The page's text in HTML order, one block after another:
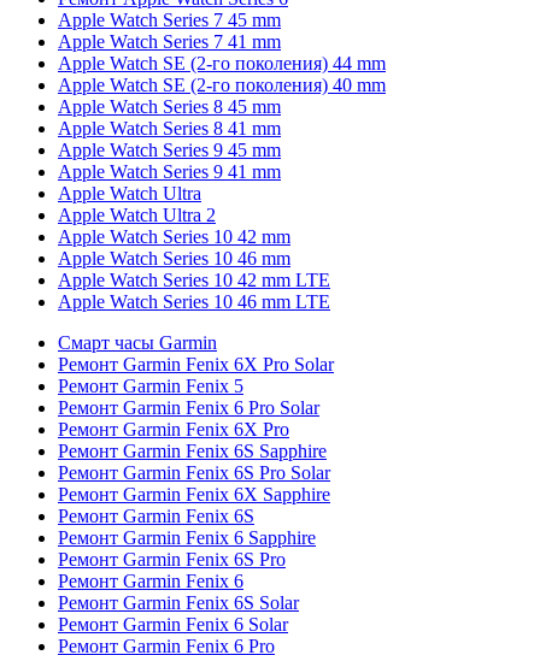
Apple Watch Series 7 45 mm
Apple Watch Series 7 41 mm
Apple Watch SE (2-го поколения) 44 mm
Apple Watch SE (2-го поколения) 40 mm
Apple Watch Series 8 45 mm
Apple Watch Series 8 41 mm
Apple Watch Series 9 45 mm
Apple Watch Series 9 41 mm
Apple Watch Ultra
Apple Watch Ultra 2
Apple Watch Series 10 42 mm
Apple Watch Series 10 46 mm
Apple Watch Series 10 42 mm LTE
Apple Watch Series 10 46 mm LTE
Смарт часы Garmin
Ремонт Garmin Fenix 6X Pro Solar
Ремонт Garmin Fenix 5
Ремонт Garmin Fenix 6 Pro Solar
Ремонт Garmin Fenix 6X Pro
Ремонт Garmin Fenix 6S Sapphire
Ремонт Garmin Fenix 6S Pro Solar
Ремонт Garmin Fenix 6X Sapphire
Ремонт Garmin Fenix 6S
Ремонт Garmin Fenix 6 Sapphire
Ремонт Garmin Fenix 6S Pro
Ремонт Garmin Fenix 6
Ремонт Garmin Fenix 6S Solar
Ремонт Garmin Fenix 6 Solar
Ремонт Garmin Fenix 6 Pro